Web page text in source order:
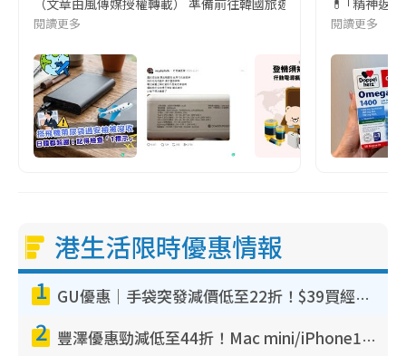
（文章由風傳媒授權轉載） 準備前往韓國旅遊的民眾，近期要
閱讀更多
💊 ｢精神返
閱讀更多
港生活限時優惠情報
1 GU優惠｜手袋突發減價低至22折！$39買經典波士頓包/餃子袋！飾物同步減價$29起！
2 豐澤優惠勁減低至44折！Mac mini/iPhone17Pro大減價！廚房家電$220起